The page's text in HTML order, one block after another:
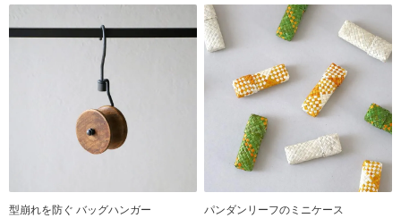
型崩れを防ぐ バッグハンガー
パンダンリーフのミニケース